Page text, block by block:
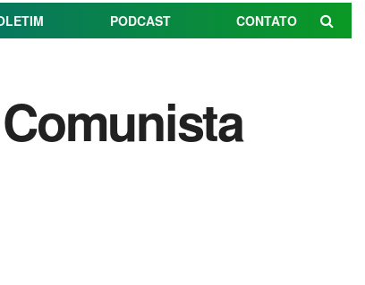
PODCAST CONTATO